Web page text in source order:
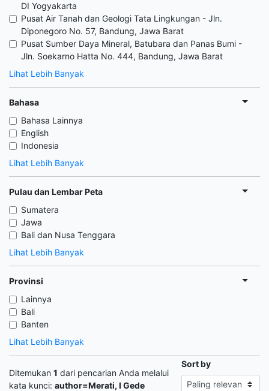
DI Yogyakarta
Pusat Air Tanah dan Geologi Tata Lingkungan - Jln.
Diponegoro No. 57, Bandung, Jawa Barat
Pusat Sumber Daya Mineral, Batubara dan Panas Bumi -
Jln. Soekarno Hatta No. 444, Bandung, Jawa Barat
Lihat Lebih Banyak
Bahasa
Bahasa Lainnya
English
Indonesia
Lihat Lebih Banyak
Pulau dan Lembar Peta
Sumatera
Jawa
Bali dan Nusa Tenggara
Lihat Lebih Banyak
Provinsi
Lainnya
Bali
Banten
Lihat Lebih Banyak
Ditemukan 1 dari pencarian Anda melalui
kata kunci: author=Merati, I Gede
Sort by